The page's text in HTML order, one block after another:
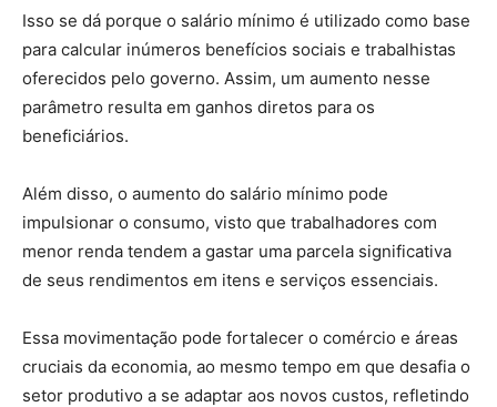
Isso se dá porque o salário mínimo é utilizado como base
para calcular inúmeros benefícios sociais e trabalhistas
oferecidos pelo governo. Assim, um aumento nesse
parâmetro resulta em ganhos diretos para os
beneficiários.
Além disso, o aumento do salário mínimo pode
impulsionar o consumo, visto que trabalhadores com
menor renda tendem a gastar uma parcela significativa
de seus rendimentos em itens e serviços essenciais.
Essa movimentação pode fortalecer o comércio e áreas
cruciais da economia, ao mesmo tempo em que desafia o
setor produtivo a se adaptar aos novos custos, refletindo